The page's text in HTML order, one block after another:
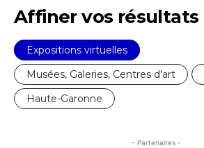
Nom
Affiner vos résultats
Expositions virtuelles
Musées, Galeries, Centres d'art
Haute-Garonne
- Partenaires -